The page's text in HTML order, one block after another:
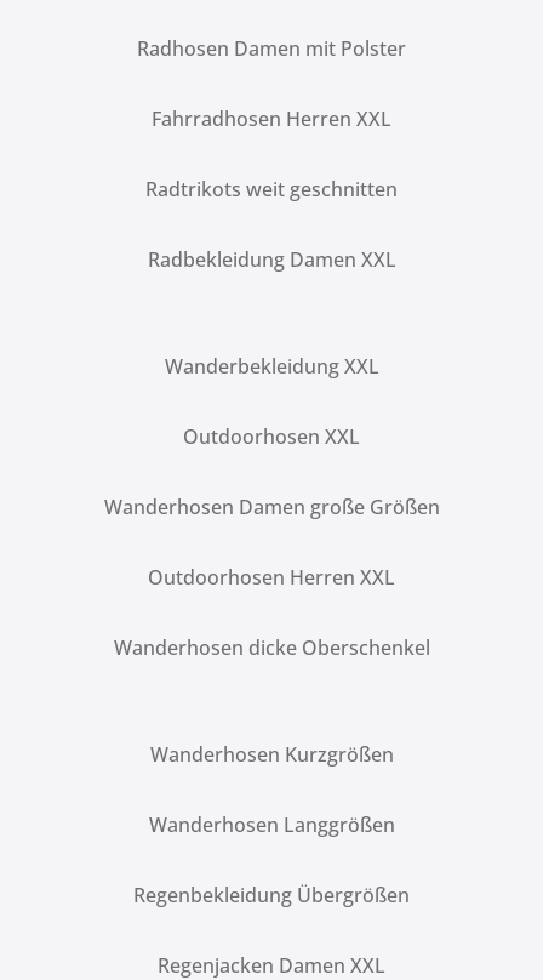
Radhosen Damen mit Polster
Fahrradhosen Herren XXL
Radtrikots weit geschnitten
Radbekleidung Damen XXL
Wanderbekleidung XXL
Outdoorhosen XXL
Wanderhosen Damen große Größen
Outdoorhosen Herren XXL
Wanderhosen dicke Oberschenkel
Wanderhosen Kurzgrößen
Wanderhosen Langgrößen
Regenbekleidung Übergrößen
Regenjacken Damen XXL